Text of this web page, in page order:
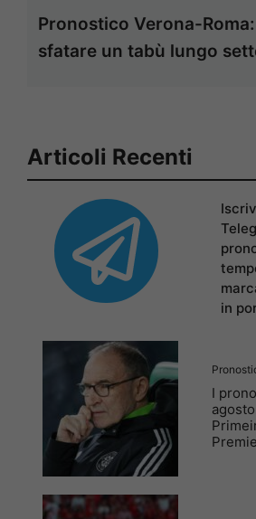
Pronostico Verona-
sfatare un tabù lungo
Articoli Recenti
in
I